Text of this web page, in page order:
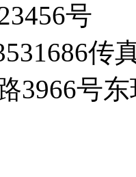
号
传
3966号